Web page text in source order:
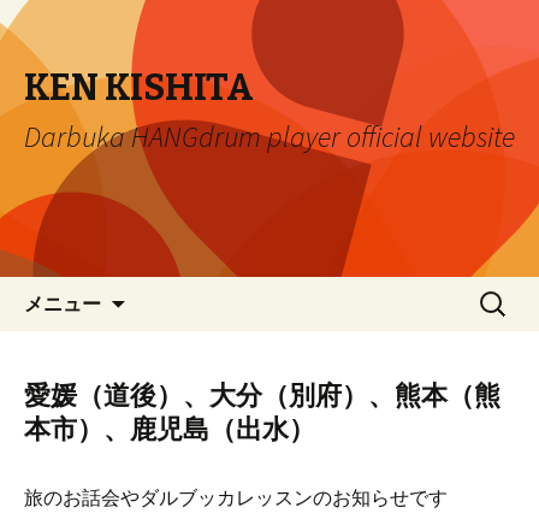
KEN KISHITA
Darbuka HANGdrum player official website
メニュー
ン
ツ
へ
動
検
索:
愛媛（道後）、大分（別府）、熊本（熊
本市）、鹿児島（出水）
旅のお話会やダルブッカレッスンのお知らせです